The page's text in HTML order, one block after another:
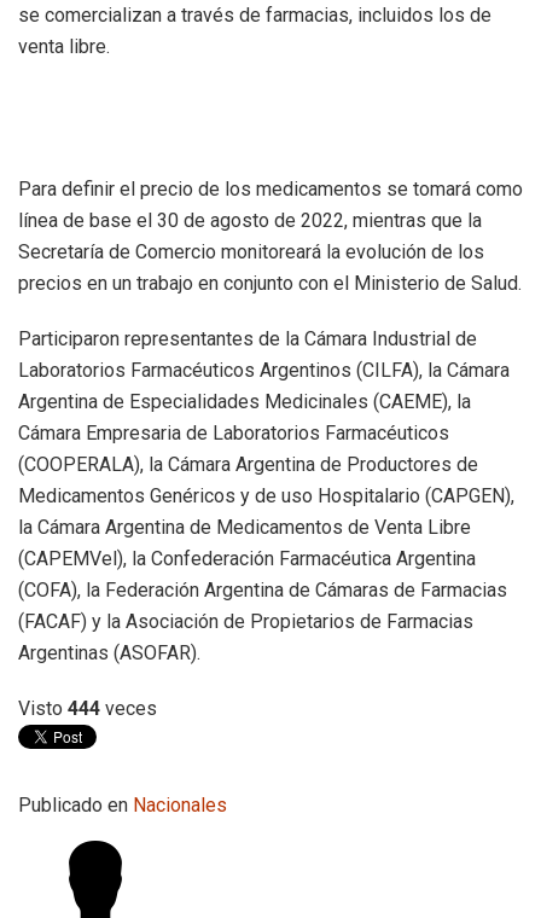
se comercializan a través de farmacias, incluidos los de
venta libre.
Para definir el precio de los medicamentos se tomará como
línea de base el 30 de agosto de 2022, mientras que la
Secretaría de Comercio monitoreará la evolución de los
precios en un trabajo en conjunto con el Ministerio de Salud.
Participaron representantes de la Cámara Industrial de
Laboratorios Farmacéuticos Argentinos (CILFA), la Cámara
Argentina de Especialidades Medicinales (CAEME), la
Cámara Empresaria de Laboratorios Farmacéuticos
(COOPERALA), la Cámara Argentina de Productores de
Medicamentos Genéricos y de uso Hospitalario (CAPGEN),
la Cámara Argentina de Medicamentos de Venta Libre
(CAPEMVel), la Confederación Farmacéutica Argentina
(COFA), la Federación Argentina de Cámaras de Farmacias
(FACAF) y la Asociación de Propietarios de Farmacias
Argentinas (ASOFAR).
Visto 444 veces
Publicado en Nacionales